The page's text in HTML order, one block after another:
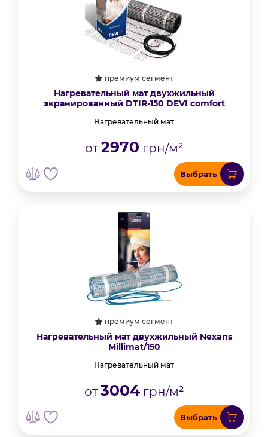
премиум сегмент
Нагревательный мат двухжильный
экранированный DTIR-150 DEVI comfort
Нагревательный мат
от2970 грн/м²
Выбрать
премиум сегмент
Нагревательный мат двухжильный Nexans
Millimat/150
Нагревательный мат
от3004грн/м²
Выбрать